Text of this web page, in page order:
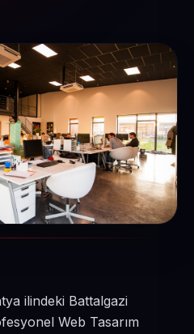
ilindeki Battalgazi
Web Tasarım